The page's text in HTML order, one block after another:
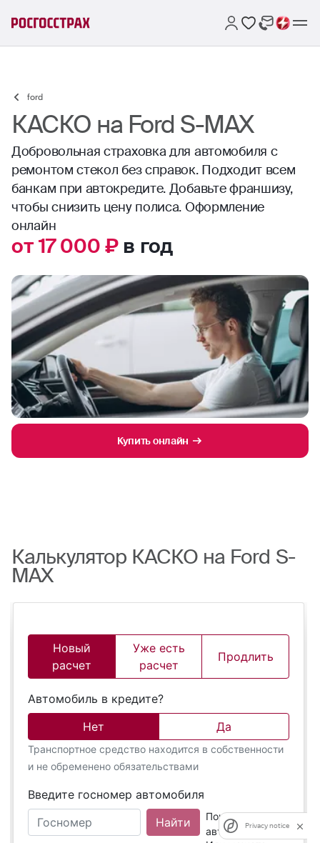
ford
КАСКО на Ford S-MAX
Добровольная страховка для автомобиля с
ремонтом стекол без справок. Подходит всем
банкам при автокредите. Добавьте франшизу,
чтобы снизить цену полиса. Оформление
онлайн
от 17 000 ₽в год
Купить онлайн
Калькулятор КАСКО на Ford S-
MAX